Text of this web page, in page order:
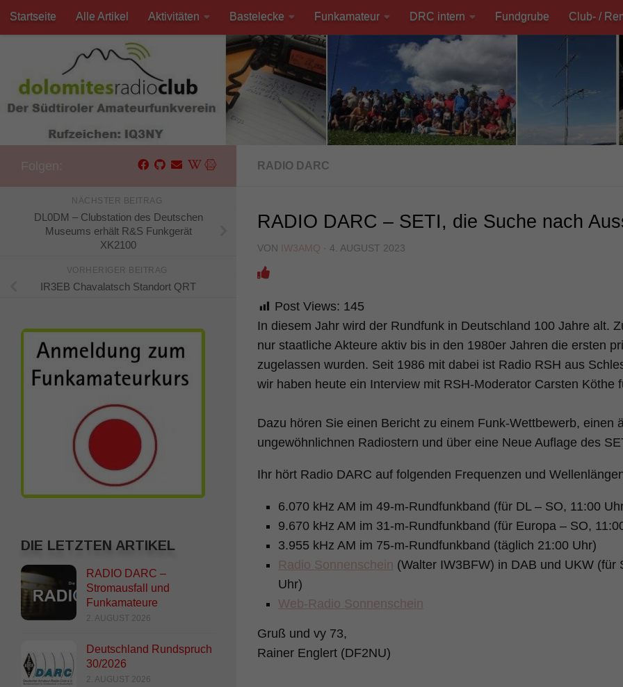
Unter dem Inhalt
Startseite Alle Artikel Aktivitäten Bastelecke Funkamateur DRC intern Fundgrube Club- /
RADIO DARC
RADIO DARC – SETI, die Suche nach
VON IW3AMQ · 4. AUGUST 2023
Post Views: 145
In diesem Jahr wird der Rundfunk in Deutschland 100 Jahre alt.
nur staatliche Akteure aktiv bis in den 1980er Jahren die ersten
zugelassen wurden. Seit 1986 mit dabei ist Radio RSH aus
wir haben heute ein Interview mit RSH-Moderator Carsten Köthe
Dazu hören Sie einen Bericht zu einem Funk-Wettbewerb, einen
ungewöhnlichnen Radiostern und über eine Neue Auflage des
Ihr hört Radio DARC auf folgenden Frequenzen und
6.070 kHz AM im 49-m-Rundfunkband (für DL – SO, 11:00
9.670 kHz AM im 31-m-Rundfunkband (für Europa – SO,
3.955 kHz AM im 75-m-Rundfunkband (täglich 21:00 Uhr)
Radio Sonnenschein (Walter IW3BFW) in DAB und UKW (für
Uhr)
Web-Radio Sonnenschein
Gruß und vy 73,
Rainer Englert (DF2NU)
NÄCHSTER BEITRAG
DL0DM – Clubstation des Deutschen
Museums erhält R&S Funkgerät
XK2100
VORHERIGER BEITRAG
IR3EB Chavalatsch Standort QRT
DIE LETZTEN ARTIKEL
RADIO DARC –
Stromausfall und
Funkamateure
2. AUGUST 2026
Deutschland Rundspruch
30/2026
2. AUGUST 2026